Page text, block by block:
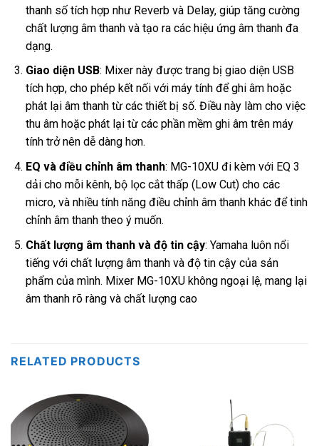
thanh số tích hợp như Reverb và Delay, giúp tăng cường
chất lượng âm thanh và tạo ra các hiệu ứng âm thanh đa
dạng.
Giao diện USB: Mixer này được trang bị giao diện USB
tích hợp, cho phép kết nối với máy tính để ghi âm hoặc
phát lại âm thanh từ các thiết bị số. Điều này làm cho việc
thu âm hoặc phát lại từ các phần mềm ghi âm trên máy
tính trở nên dễ dàng hơn.
EQ và điều chỉnh âm thanh: MG-10XU đi kèm với EQ 3
dải cho mỗi kênh, bộ lọc cắt thấp (Low Cut) cho các
micro, và nhiều tính năng điều chỉnh âm thanh khác để tinh
chỉnh âm thanh theo ý muốn.
Chất lượng âm thanh và độ tin cậy: Yamaha luôn nổi
tiếng với chất lượng âm thanh và độ tin cậy của sản
phẩm của mình. Mixer MG-10XU không ngoại lệ, mang lại
âm thanh rõ ràng và chất lượng cao
RELATED PRODUCTS